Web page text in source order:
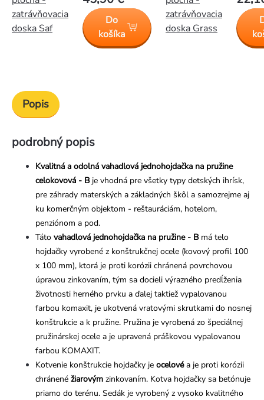
zatrávňovacia
doska Saf
Do
košíka
zatrávňovacia
doska Grass
Popis
podrobný popis
Kvalitná a odolná vahadlová jednohojdačka na pružine
celokovová - B je vhodná pre všetky typy detských ihrísk,
pre záhrady materských a základných škôl a samozrejme aj
ku komerčným objektom - reštauráciám, hotelom,
penziónom a pod.
Táto vahadlová jednohojdačka na pružine - B má telo
hojdačky vyrobené z konštrukčnej ocele (kovový profil 100
x 100 mm), ktorá je proti korózii chránená povrchovou
úpravou zinkovaním, tým sa docieli výrazného predĺženia
životnosti herného prvku a ďalej taktiež vypalovanou
farbou komaxit, je ukotvená vratovými skrutkami do nosnej
konštrukcie a k pružine. Pružina je vyrobená zo špeciálnej
pružinárskej ocele a je upravená práškovou vypalovanou
farbou KOMAXIT.
Kotvenie konštrukcie hojdačky je ocelovéa je proti korózii
chránené žiarovým zinkovaním. Kotva hojdačky sa betónuje
priamo do terénu. Sedák je vyrobený z vysoko kvalitného